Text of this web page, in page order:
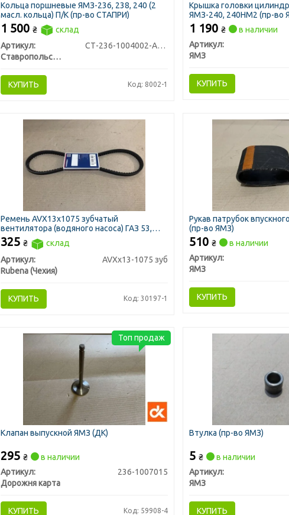
Кольца поршневые ЯМЗ-236, 238, 240 (2
масл. кольца) П/К (пр-во СТАПРИ)
1 500 ₴
склад
Артикул:
СТ-236-1004002-А4/2
Ставропольский Завод Поршневых Колец
КУПИТЬ Код: 8002-1
Крышка головки
ЯМЗ-240, 240НМ2 (пр-во
1 190₴
в наличии
Артикул:
ЯМЗ
КУПИТЬ
Ремень AVX13х1075 зубчатый
вентилятора (водяного насоса) ГАЗ 53,
КРАЗ, БЕЛАЗ (пр-во Rubena)
325 ₴
склад
Артикул:
AVXх13-1075 зуб
Rubena (Чехия)
КУПИТЬ Код: 30197-1
Рукав патрубок
(пр-во ЯМЗ)
510₴
в наличии
Артикул:
ЯМЗ
КУПИТЬ
Клапан выпускной ЯМЗ (ДК)
295 ₴
в наличии
Артикул:
236-1007015
Дорожня карта
КУПИТЬ Код: 59908-4
Топ продаж
Втулка (пр-во ЯМЗ)
5₴
в наличии
Артикул:
ЯМЗ
КУПИТЬ